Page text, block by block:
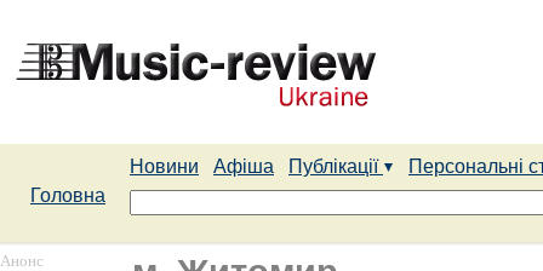
Новини Афіша Публікації
Персональні
Головна
Анонс